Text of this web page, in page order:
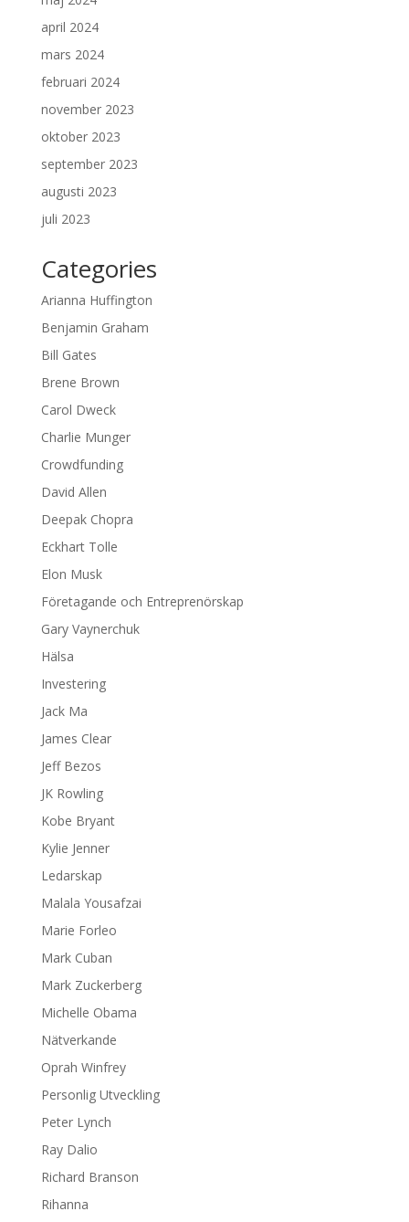
april 2024
mars 2024
februari 2024
november 2023
oktober 2023
september 2023
augusti 2023
juli 2023
Categories
Arianna Huffington
Benjamin Graham
Bill Gates
Brene Brown
Carol Dweck
Charlie Munger
Crowdfunding
David Allen
Deepak Chopra
Eckhart Tolle
Elon Musk
Företagande och Entreprenörskap
Gary Vaynerchuk
Hälsa
Investering
Jack Ma
James Clear
Jeff Bezos
JK Rowling
Kobe Bryant
Kylie Jenner
Ledarskap
Malala Yousafzai
Marie Forleo
Mark Cuban
Mark Zuckerberg
Michelle Obama
Nätverkande
Oprah Winfrey
Personlig Utveckling
Peter Lynch
Ray Dalio
Richard Branson
Rihanna